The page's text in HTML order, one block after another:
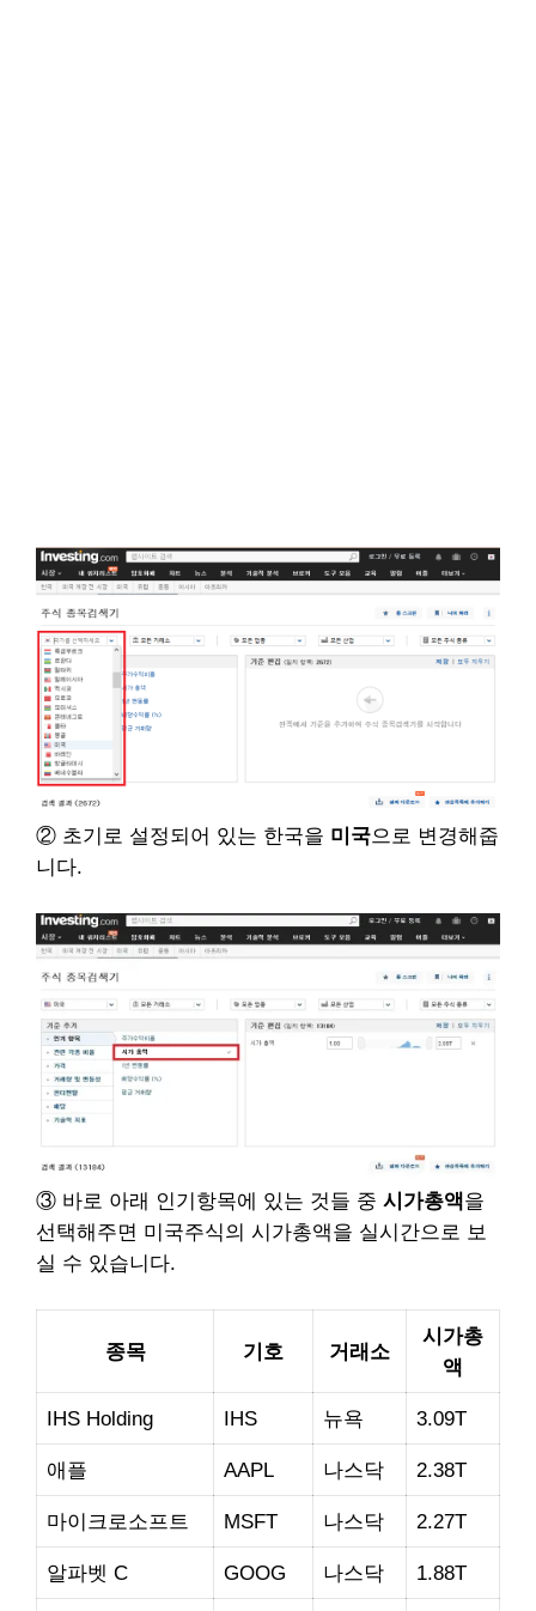
② 초기로 설정되어 있는 한국을 미국으로 변경해줍
니다.
③ 바로 아래 인기항목에 있는 것들 중 시가총액을
선택해주면 미국주식의 시가총액을 실시간으로 보
실 수 있습니다.
종목 기호 거래소
시가총
액
IHS Holding IHS 뉴욕 3.09T
애플 AAPL 나스닥 2.38T
마이크로소프트 MSFT 나스닥 2.27T
알파벳 C GOOG 나스닥 1.88T